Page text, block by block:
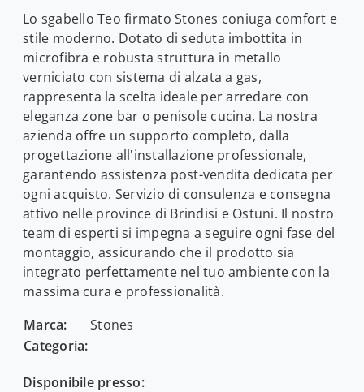
Lo sgabello Teo firmato Stones coniuga comfort e
stile moderno. Dotato di seduta imbottita in
microfibra e robusta struttura in metallo
verniciato con sistema di alzata a gas,
rappresenta la scelta ideale per arredare con
eleganza zone bar o penisole cucina. La nostra
azienda offre un supporto completo, dalla
progettazione all'installazione professionale,
garantendo assistenza post-vendita dedicata per
ogni acquisto. Servizio di consulenza e consegna
attivo nelle province di Brindisi e Ostuni. Il nostro
team di esperti si impegna a seguire ogni fase del
montaggio, assicurando che il prodotto sia
integrato perfettamente nel tuo ambiente con la
massima cura e professionalità.
Marca:
Stones
Categoria:
Disponibile presso: